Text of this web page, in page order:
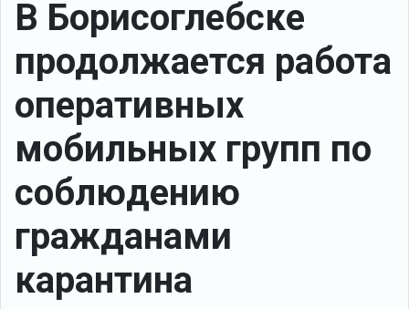
В Борисоглебске
продолжается работа
оперативных
мобильных групп по
соблюдению
гражданами
карантина